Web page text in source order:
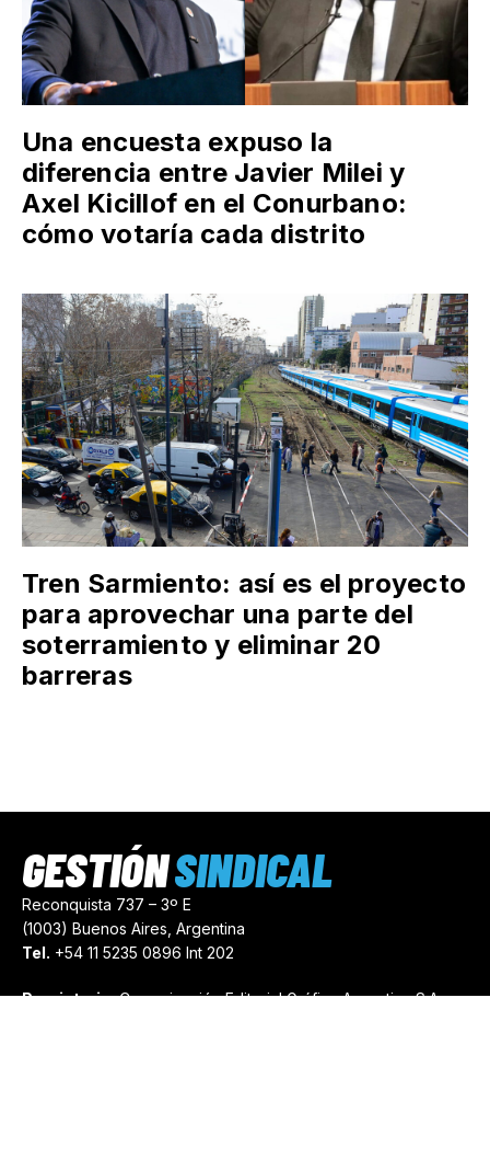
Una encuesta expuso la
diferencia entre Javier Milei y
Axel Kicillof en el Conurbano:
cómo votaría cada distrito
Tren Sarmiento: así es el proyecto
para aprovechar una parte del
soterramiento y eliminar 20
barreras
Reconquista 737 – 3º E
(1003) Buenos Aires, Argentina
Tel. +54 11 5235 0896 Int 202
Propietario:Comunicación Editorial Gráfica Argentina S.A.
GESTIÓNSINDICAL